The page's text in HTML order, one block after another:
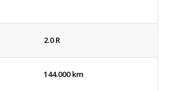
2.0 R
144.000 km